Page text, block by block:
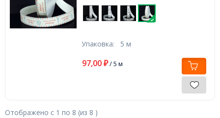
Упаковка: 5 м
97,00 ₽/ 5 м
Отображено с 1 по 8 (из 8 )